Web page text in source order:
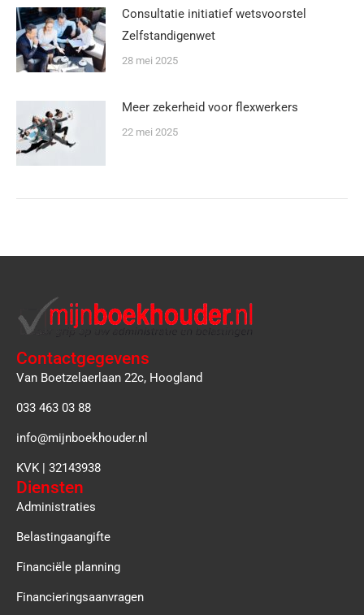
Consultatie initiatief wetsvoorstel
Zelfstandigenwet
28 mei 2025
Meer zekerheid voor flexwerkers
22 mei 2025
Contactgegevens
Van Boetzelaerlaan 22c, Hoogland
033 463 03 88
info@mijnboekhouder.nl
KVK | 32143938
Diensten
Administraties
Belastingaangifte
Financiële planning
Financieringsaanvragen